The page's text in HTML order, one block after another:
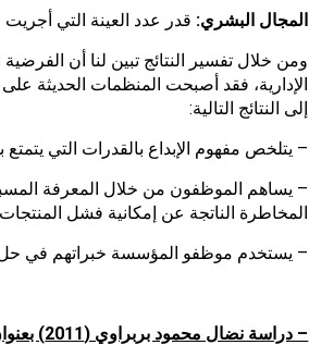
المجال البشري: قدر عدد العينة التي أجريت عليها الدراسة : (35)عامل من
ومن خلال تفسير النتائج تبين لنا أن الفرضية
الإدارية، فقد أصبحت المنظمات الحديثة على
إلى النتائج التالية:
– يتلخص مفهوم الإبداع بالقدرات التي
– يساهم الموظفون من خلال المعرفة
المخاطرة الناتجة عن إمكانية فشل
– يستخدم موظفو المؤسسة خبراتهم في
– دراسة